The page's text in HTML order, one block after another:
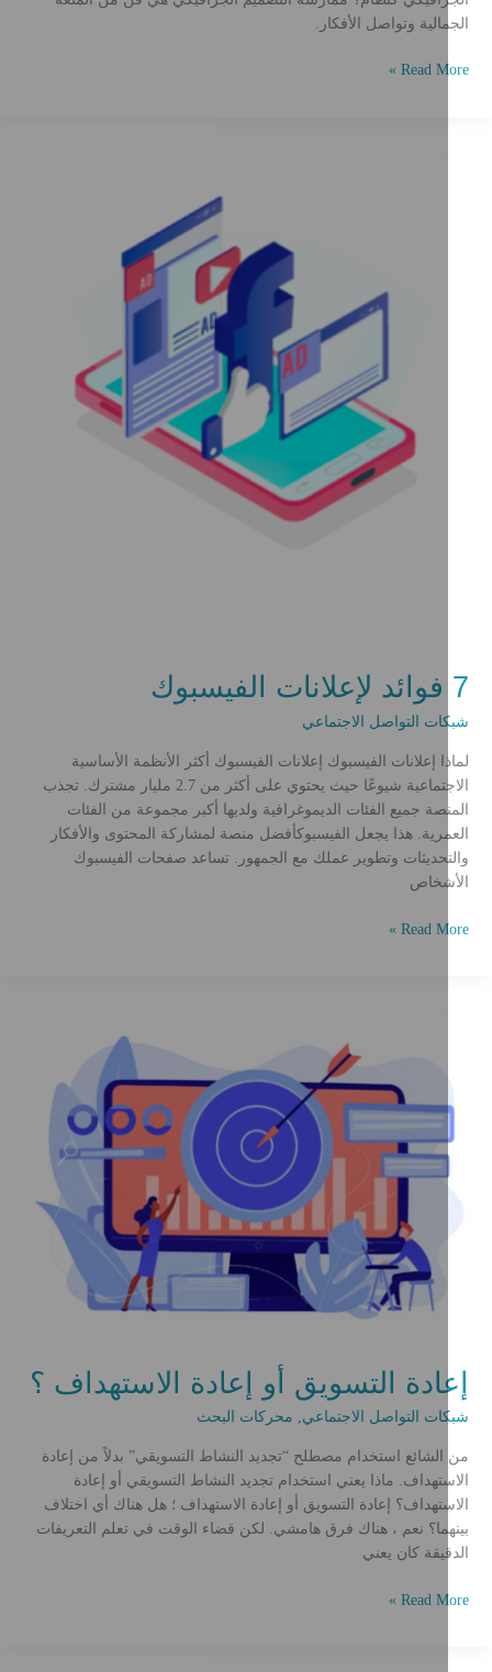
الجمالية وتواصل الأفكار.
أفضل
Read More »
شبكات التواصل الاجتماعي
لماذا إعلانات الفيسبوك إعلانات الفيسبوك أكثر الأنظمة الأساسية
الاجتماعية شيوعًا حيث يحتوي على أكثر من 2.7 مليار مشترك. تجذب
المنصة جميع الفئات الديموغرافية ولديها أكبر مجموعة من الفئات
العمرية. هذا يجعل الفيسبوكأفضل منصة لمشاركة المحتوى والأفكار
والتحديثات وتطوير عملك مع الجمهور. تساعد صفحات الفيسبوك
الأشخاص
Read More »
إعادة التسويق أو إعادة الاستهداف ؟
شبكات التواصل الاجتماعي,محركات البحث
من الشائع استخدام مصطلح “تجديد النشاط التسويقي” بدلاً من إعادة
الاستهداف. ماذا يعني استخدام تجديد النشاط التسويقي أو إعادة
الاستهداف؟ إعادة التسويق أو إعادة الاستهداف ؛ هل هناك أي اختلاف
بينهما؟ نعم ، هناك فرق هامشي. لكن قضاء الوقت في تعلم التعريفات
الدقيقة كان يعني
إعادة
Read More »